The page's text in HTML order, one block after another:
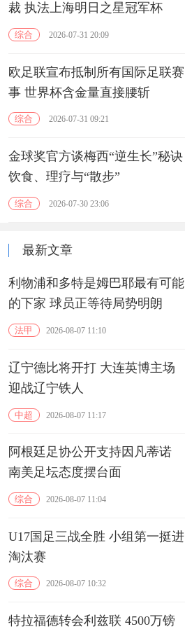
裁 执法上海明日之星冠军杯
综合 2026-07-31 20:09
欧足联宣布抵制所有国际足联赛
事 世界杯含金量直接腰斩
综合 2026-07-31 09:21
金球奖官方谈梅西“逆生长”秘诀
饮食、理疗与“散步”
综合 2026-07-30 23:06
最新文章
利物浦和多特是姆巴耶最有可能
的下家 球员正等待局势明朗
法甲 2026-08-07 11:10
辽宁德比将开打 大连英博主场
迎战辽宁铁人
中超 2026-08-07 11:17
阿根廷足协公开支持因凡蒂诺
南美足坛态度摆台面
综合 2026-08-07 11:04
U17国足三战全胜 小组第一挺进
淘汰赛
综合 2026-08-07 10:32
特拉福德转会利兹联 4500万镑